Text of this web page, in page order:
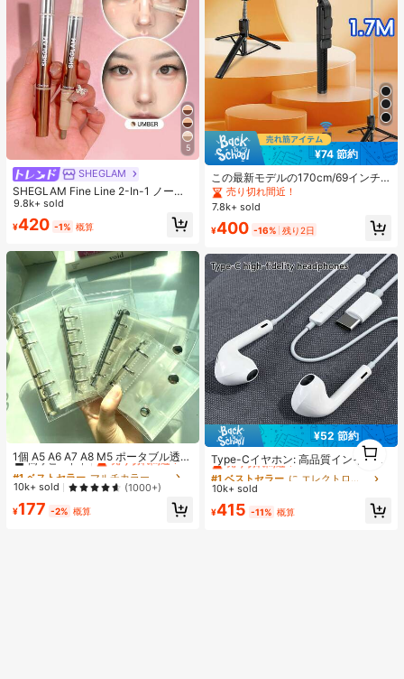
5
SHEGLAM
SHEGLAM Fine Line 2-In-1 ノーズ
コンター&ハイライトペン-Umber ノ
ーズシャドウ シェーディング 女性と
女の子のためのブランドビューティ
9.8k+ sold
¥420 -1% 概算
1個 A5 A6 A7 A8 M5 ポータブル透明
ルーズリーフバインダー、透明ステ
ッカーブック、シールブック、ステ
ッカーブック、写真収納バッグ、フ
ォトアルバム、貯金プランブック、
プランナー、ノート、オフィス文房
#1 ベストセラー
マルチカラー バインダー
高リピート率
売り切れ間近！
#1 ベストセラー
高リピート率
売り切れ間近！
#1 ベストセラー
高リピート率
売り切れ間近！
#1 ベストセラー
高リピート率
売り切れ間近！
10k+ sold (1000+)
¥177 -2% 概算
¥74 節約
この最新モデルの170cm/69インチ
のBluetoothリモコン式セルフィース
ティック、スマホホルダー、LEDラ
す。ビデオ撮影、ライフレコーディ
360度回転、スタビライザー、折り
たたみ式の携帯用三脚式セルフィー
スティックです。バレンタインデー
のカップル撮影に最適なツールで
す。
売り切れ間近！
7.8k+ sold
¥400 -16% 残り2日
¥52 節約
Type-Cイヤホン: 高品質インイヤー
ヘッドホン、3ボタンインラインコ
ントロール内蔵、音楽再生、通話応
ーズ、Plus、Pro、Pro Maxモデル対
#1 ベストセラー
に エレクトロニクス
売り切れ間近！
#1 ベストセラー
売り切れ間近！
#1 ベストセラー
売り切れ間近！
#1 ベストセラー
10k+ sold
¥415 -11% 概算
1